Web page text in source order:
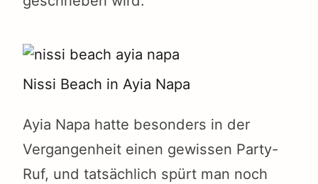
Nissi Beach in Ayia Napa
Ayia Napa hatte besonders in der
Vergangenheit einen gewissen Party-
Ruf, und tatsächlich spürt man noch